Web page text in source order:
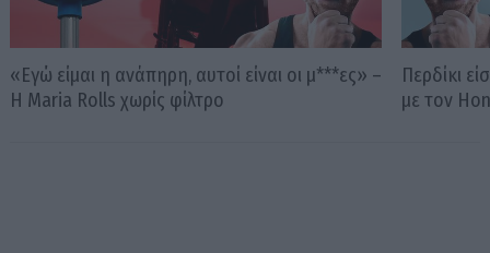
«Εγώ είμαι η ανάπηρη, αυτοί είναι οι μ***ες» –
Η Maria Rolls χωρίς φίλτρο
Περδίκι
με τον